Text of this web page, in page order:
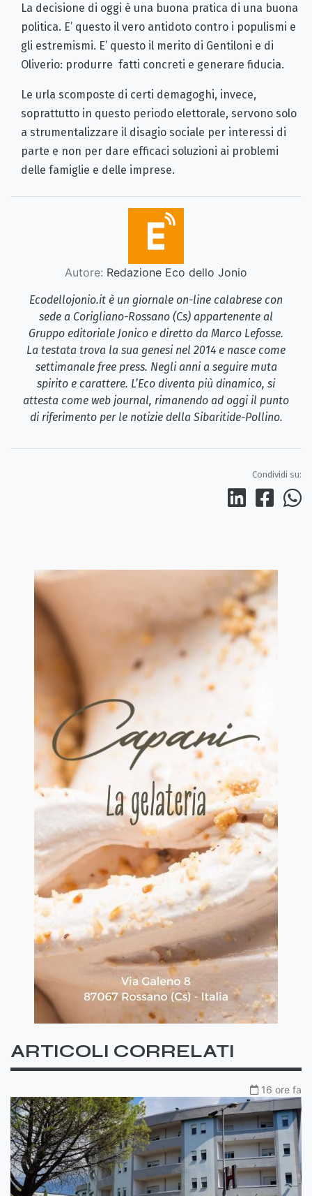
La decisione di oggi è una buona pratica di una buona
politica. E’ questo il vero antidoto contro i populismi e
gli estremismi. E’ questo il merito di Gentiloni e di
Oliverio: produrre fatti concreti e generare fiducia.
Le urla scomposte di certi demagoghi, invece,
soprattutto in questo periodo elettorale, servono solo
a strumentalizzare il disagio sociale per interessi di
parte e non per dare efficaci soluzioni ai problemi
delle famiglie e delle imprese.
Autore: Redazione Eco dello Jonio
Ecodellojonio.it è un giornale on-line calabrese con
sede a Corigliano-Rossano (Cs) appartenente al
Gruppo editoriale Jonico e diretto da Marco Lefosse.
La testata trova la sua genesi nel 2014 e nasce come
settimanale free press. Negli anni a seguire muta
spirito e carattere. L’Eco diventa più dinamico, si
attesta come web journal, rimanendo ad oggi il punto
di riferimento per le notizie della Sibaritide-Pollino.
Condividi su:
ARTICOLI CORRELATI
16 ore fa